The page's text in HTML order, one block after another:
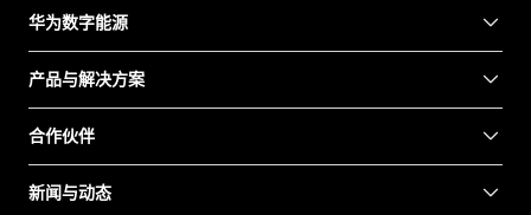
华为数字能源
产品与解决方案
合作伙伴
新闻与动态